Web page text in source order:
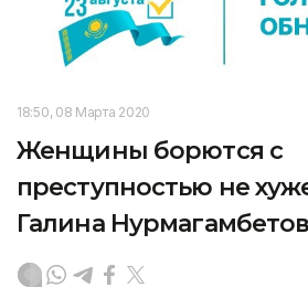
18:50, 08 Марта 2020
Женщины борются с
преступностью не
Галина